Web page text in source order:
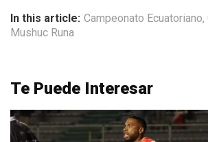
In this article: Campeonato Ecuatoriano,
Mushuc Runa
Te Puede Interesar